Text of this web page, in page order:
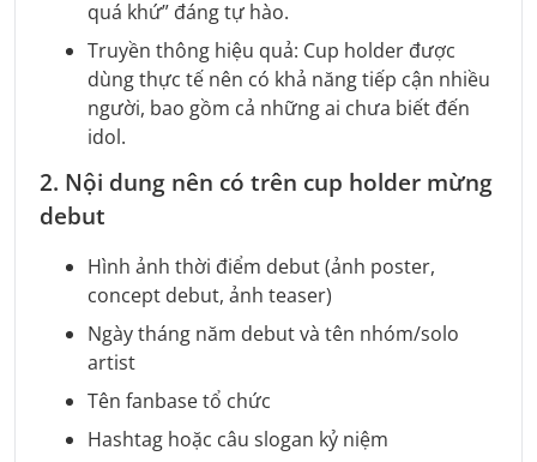
quá khứ” đáng tự hào.
Truyền thông hiệu quả: Cup holder được
dùng thực tế nên có khả năng tiếp cận nhiều
người, bao gồm cả những ai chưa biết đến
idol.
2. Nội dung nên có trên cup holder mừng
debut
Hình ảnh thời điểm debut (ảnh poster,
concept debut, ảnh teaser)
Ngày tháng năm debut và tên nhóm/solo
artist
Tên fanbase tổ chức
Hashtag hoặc câu slogan kỷ niệm